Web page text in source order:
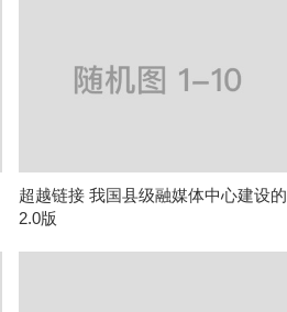
超越链接 我国县级融媒体中心建设的
2.0版